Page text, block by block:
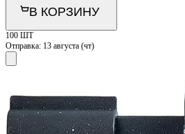
В КОРЗИНУ
100 ШТ
Отправка: 13 августа (чт)